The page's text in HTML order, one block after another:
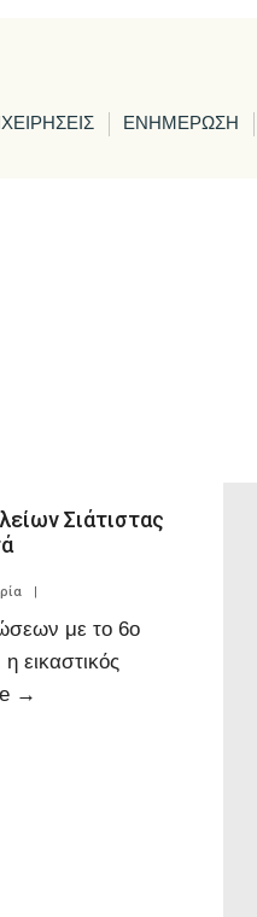
ΕΝΗΜΕΡΩΣΗ
Σιάτιστας
|
με το 6ο
εικαστικός
→